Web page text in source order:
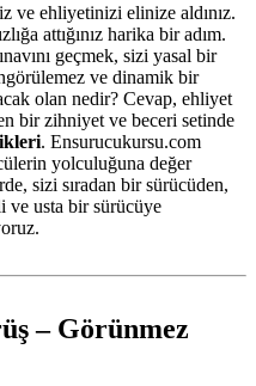
ve ehliyetinizi elinize aldınız.
attığınız harika bir adım.
geçmek, sizi yasal bir
ve dinamik bir
olan nedir? Cevap, ehliyet
bir zihniyet ve beceri setinde
. Ensurucukursu.com
yolculuğuna değer
sizi sıradan bir sürücüden,
usta bir sürücüye
– Görünmez